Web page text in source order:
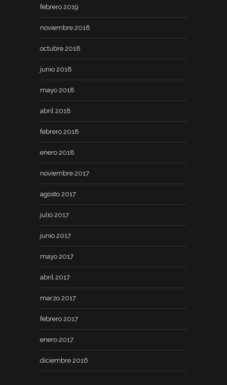
febrero 2019
noviembre 2018
octubre 2018
junio 2018
mayo 2018
abril 2018
febrero 2018
enero 2018
noviembre 2017
agosto 2017
julio 2017
junio 2017
mayo 2017
abril 2017
marzo 2017
febrero 2017
enero 2017
diciembre 2016